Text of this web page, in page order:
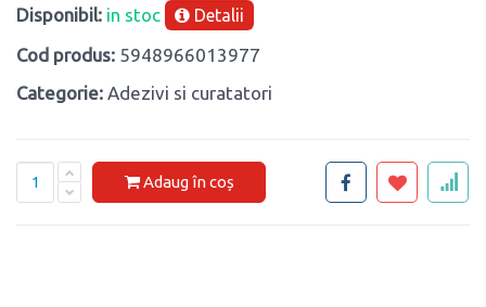
Disponibil: in stoc Detalii
Cod produs: 5948966013977
Categorie: Adezivi si curatatori
Adaug în coș